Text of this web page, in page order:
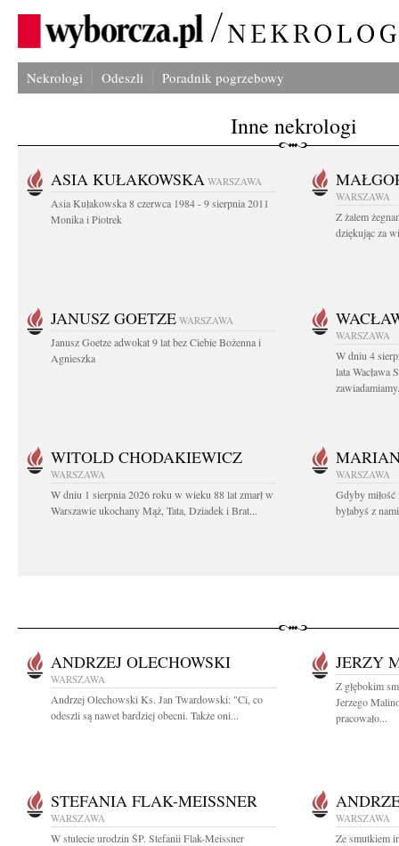
Nekrologi Odeszli Poradnik pogrzebowy
Inne nekrologi
ASIA KUŁAKOWSKA WARSZAWA
Asia Kułakowska 8 czerwca 1984 - 9 sierpnia 2011
Monika i Piotrek
WARSZAWA
Z żalem
dziękując za
JANUSZ GOETZE WARSZAWA
Janusz Goetze adwokat 9 lat bez Ciebie Bożenna i
Agnieszka
WARSZAWA
W dniu 4
lata Wacława
WITOLD CHODAKIEWICZ
WARSZAWA
W dniu 1 sierpnia 2026 roku w wieku 88 lat zmarł w
Warszawie ukochany Mąż, Tata, Dziadek i Brat...
WARSZAWA
Gdyby miłość
byłabyś z
ANDRZEJ OLECHOWSKI
WARSZAWA
Andrzej Olechowski Ks. Jan Twardowski: "Ci, co
odeszli są nawet bardziej obecni. Także oni...
JERZY
Z głębokim
Jerzego
pracowało...
STEFANIA FLAK-MEISSNER
WARSZAWA
W stulecie urodzin ŚP. Stefanii Flak-Meissner
WARSZAWA
Ze smutkiem